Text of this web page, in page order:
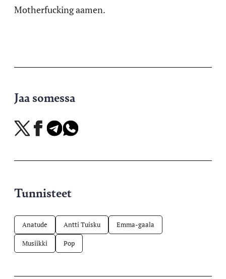
Motherfucking aamen.
Jaa somessa
Jaa
X-
Jaa
Facebookissa
Jaa
Telegramissa
Jaa
WhatsAppissa
Tunnisteet
Anatude Antti Tuisku Emma-gaala
Musiikki Pop